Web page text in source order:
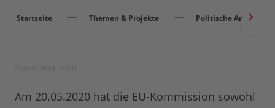
Startseite Themen & Projekte Politische Arbeit
Am 20.05.2020 hat die EU-Kommission sowohl